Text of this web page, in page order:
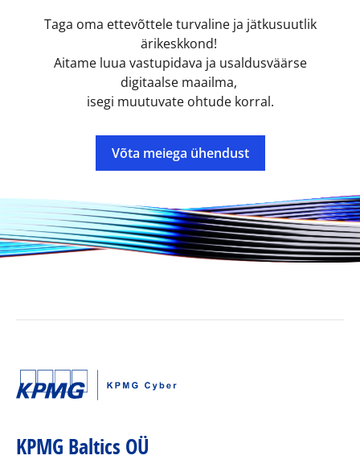
Taga oma ettevõttele turvaline ja jätkusuutlik
ärikeskkond!
Aitame luua vastupidava ja usaldusväärse
digitaalse maailma,
isegi muutuvate ohtude korral.
Võta meiega ühendust
KPMG Baltics OÜ